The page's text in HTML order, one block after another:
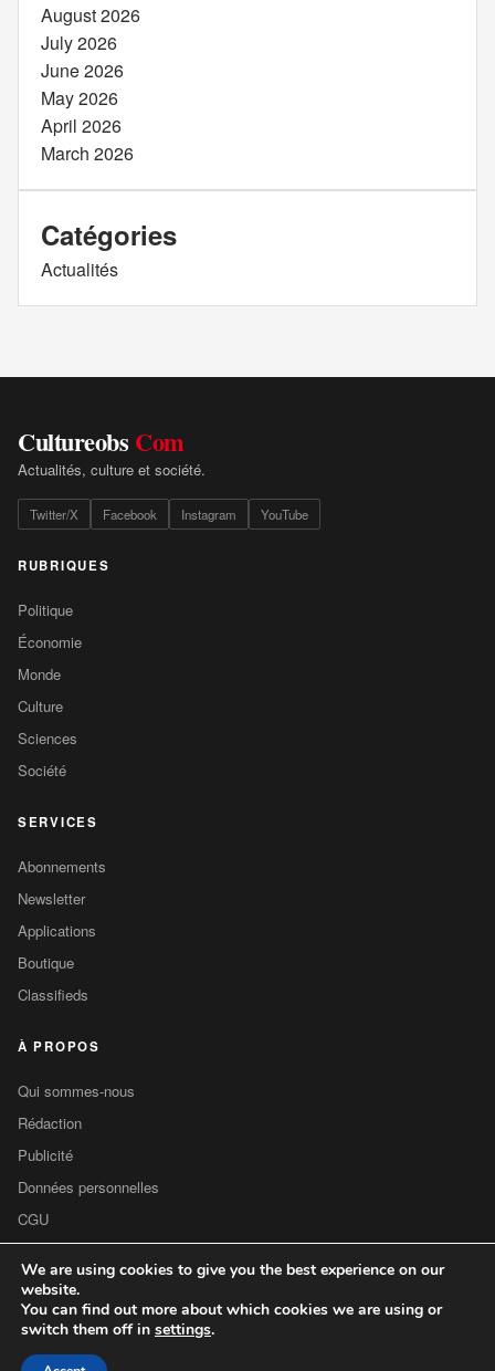
August 2026
July 2026
June 2026
May 2026
April 2026
March 2026
Catégories
Actualités
Cultureobs Com
Actualités, culture et société.
Twitter/X Facebook Instagram YouTube
RUBRIQUES
Politique
Économie
Monde
Culture
Sciences
Société
SERVICES
Abonnements
Newsletter
Applications
Boutique
Classifieds
À PROPOS
Qui sommes-nous
Rédaction
Publicité
Données personnelles
CGU
Contact
We are using cookies to give you the best experience on our
website.
You can find out more about which cookies we are using or
switch them off in settings.